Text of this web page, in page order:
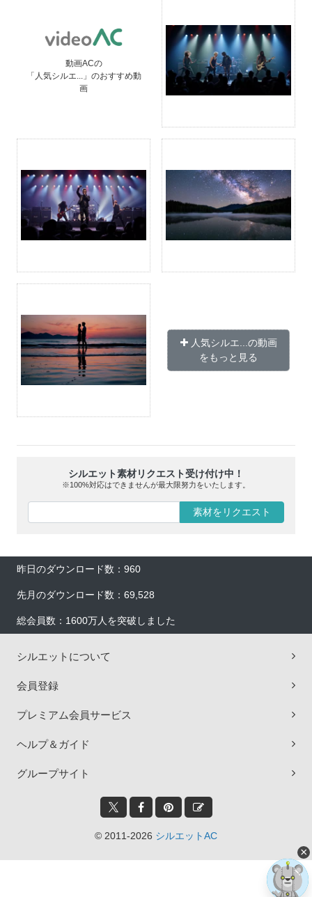
動画ACの
「人気シルエ...」のおすすめ動
画
人気シルエ...の動画
をもっと見る
シルエット素材リクエスト受け付け中！
※100%対応はできませんが最大限努力をいたします。
素材をリクエスト
昨日のダウンロード数：960
先月のダウンロード数：69,528
総会員数：1600万人を突破しました
シルエットについて
会員登録
プレミアム会員サービス
ヘルプ＆ガイド
グループサイト
© 2011-2026 シルエットAC
×